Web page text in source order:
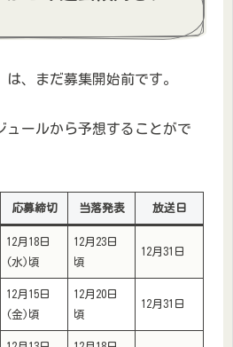
は、まだ募集開始前です。
ュールから予想することがで
応募締切 当落発表 放送日
12月18日
(水)頃
12月23日
頃
12月31日
12月15日
(金)頃
12月20日
頃
12月31日